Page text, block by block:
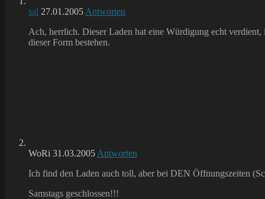
sal 27.01.2005 Antworten
Ach, herrlich. Dieser Laden hat eine Würdigung echt
dieser Form bestehen.
WoRi 31.03.2005 Antworten
Ich find den Laden auch toll, aber bei DEN Öffnungszeiten
Samstags geschlossen!!!